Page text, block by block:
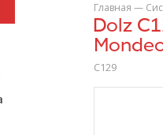
Главная —
Dolz C129 Насос водяний Форд Fiesta C-Max Focus Fusion
C129